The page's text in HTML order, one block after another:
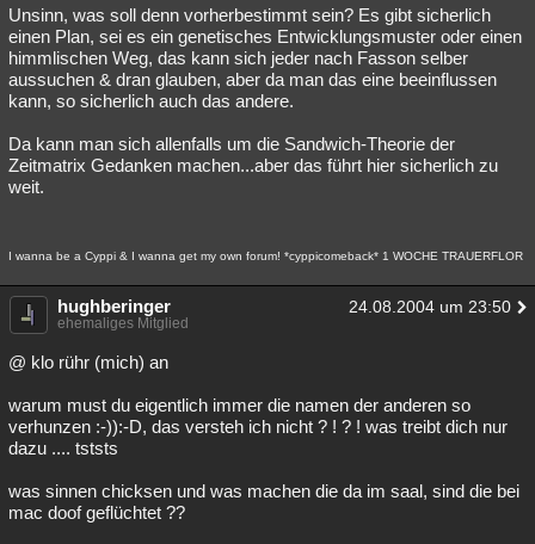
Unsinn, was soll denn vorherbestimmt sein? Es gibt sicherlich
einen Plan, sei es ein genetisches Entwicklungsmuster oder einen
himmlischen Weg, das kann sich jeder nach Fasson selber
aussuchen & dran glauben, aber da man das eine beeinflussen
kann, so sicherlich auch das andere.
Da kann man sich allenfalls um die Sandwich-Theorie der
Zeitmatrix Gedanken machen...aber das führt hier sicherlich zu
weit.
I wanna be a Cyppi & I wanna get my own forum! *cyppicomeback* 1 WOCHE TRAUERFLOR
hughberinger 24.08.2004 um 23:50
ehemaliges Mitglied
@ klo rühr (mich) an
warum must du eigentlich immer die namen der anderen so
verhunzen :-)):-D, das versteh ich nicht ? ! ? ! was treibt dich nur
dazu .... tststs
was sinnen chicksen und was machen die da im saal, sind die bei
mac doof geflüchtet ??